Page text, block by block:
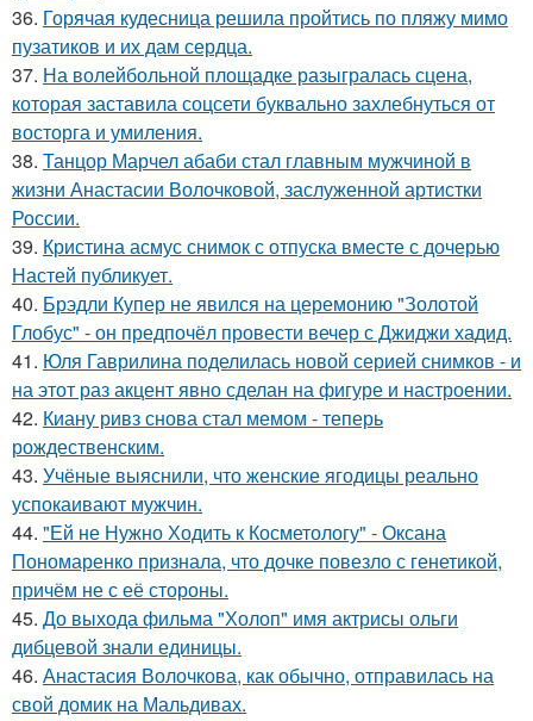
36. Горячая кудесница решила пройтись по пляжу мимо
пузатиков и их дам сердца.
37. На волейбольной площадке разыгралась сцена,
которая заставила соцсети буквально захлебнуться от
восторга и умиления.
38. Танцор Марчел абаби стал главным мужчиной в
жизни Анастасии Волочковой, заслуженной артистки
России.
39. Кристина асмус снимок с отпуска вместе с дочерью
Настей публикует.
40. Брэдли Купер не явился на церемонию "Золотой
Глобус" - он предпочёл провести вечер с Джиджи хадид.
41. Юля Гаврилина поделилась новой серией снимков - и
на этот раз акцент явно сделан на фигуре и настроении.
42. Киану ривз снова стал мемом - теперь
рождественским.
43. Учёные выяснили, что женские ягодицы реально
успокаивают мужчин.
44. "Ей не Нужно Ходить к Косметологу" - Оксана
Пономаренко признала, что дочке повезло с генетикой,
причём не с её стороны.
45. До выхода фильма "Холоп" имя актрисы ольги
дибцевой знали единицы.
46. Анастасия Волочкова, как обычно, отправилась на
свой домик на Мальдивах.